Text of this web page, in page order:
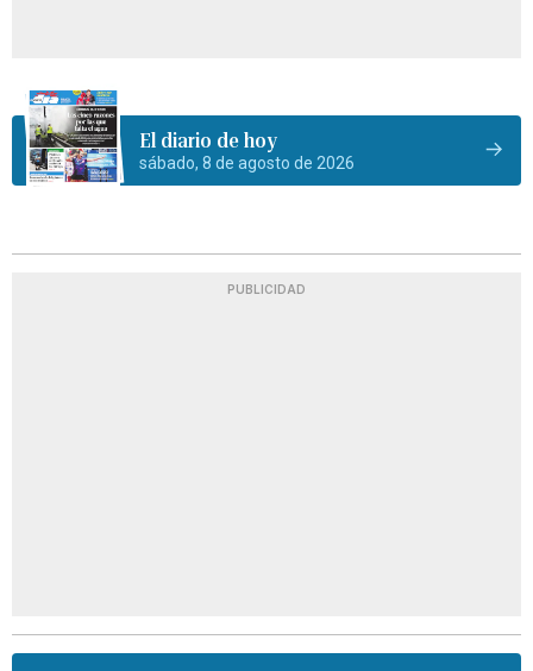
El diario de hoy
sábado, 8 de agosto de 2026
PUBLICIDAD